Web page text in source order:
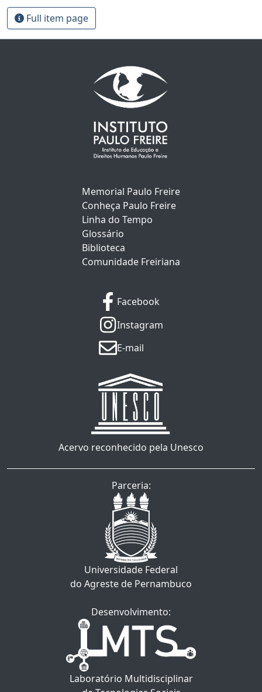
Full item page
Memorial Paulo Freire
Conheça Paulo Freire
Linha do Tempo
Glossário
Biblioteca
Comunidade Freiriana
Facebook
Instagram
E-mail
Acervo reconhecido pela Unesco
Parceria:
Universidade Federal
do Agreste de Pernambuco
Desenvolvimento:
Laboratório Multidisciplinar